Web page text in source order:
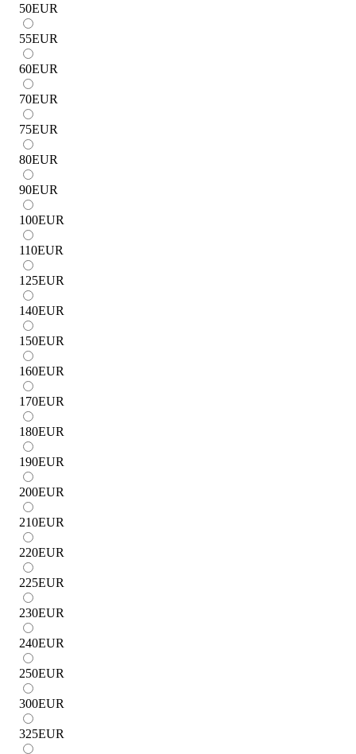
50EUR
55EUR
60EUR
70EUR
75EUR
80EUR
90EUR
100EUR
110EUR
125EUR
140EUR
150EUR
160EUR
170EUR
180EUR
190EUR
200EUR
210EUR
220EUR
225EUR
230EUR
240EUR
250EUR
300EUR
325EUR